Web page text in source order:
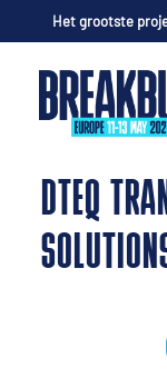
Het grootste
DTEQ